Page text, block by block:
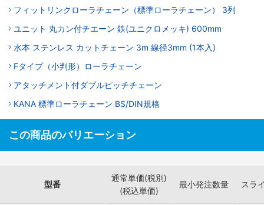
フィットリンクローラチェーン（標準ローラチェーン） 3列
ユニット 丸カン付チエーン 鉄(ユニクロメッキ) 600mm
水本 ステンレス カットチェーン 3m 線径3mm (1本入)
Fタイプ（小判形）ローラチェーン
アタッチメント付ダブルピッチチェーン
KANA 標準ローラチェーン BS/DIN規格
この商品のバリエーション
型番
通常単価(税別)
(税込単価)
最小発注数量 スラ